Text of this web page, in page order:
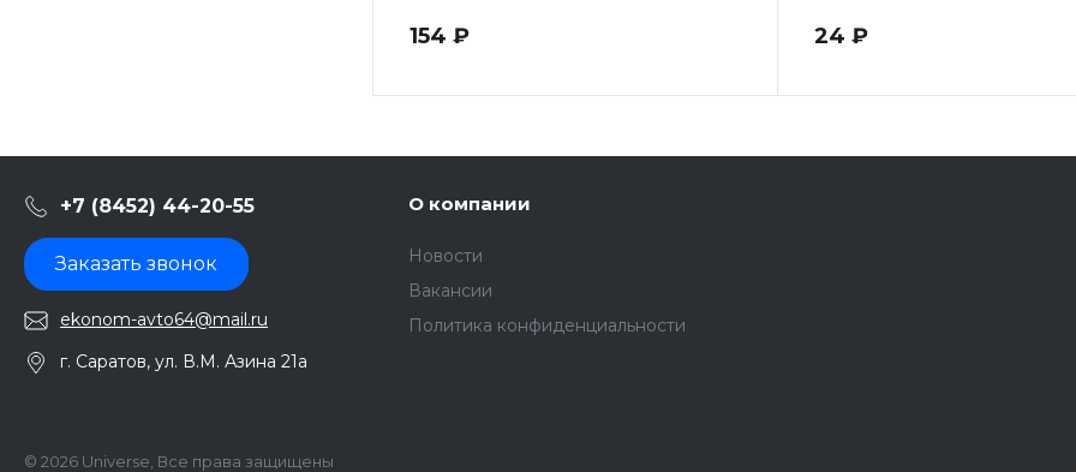
154 ₽ 24 ₽
+7 (8452) 44-20-55
Заказать звонок
ekonom-avto64@mail.ru
г. Саратов, ул. В.М. Азина 21а
О компании
Новости
Вакансии
Политика конфиденциальности
© 2026 Universe, Все права защищены